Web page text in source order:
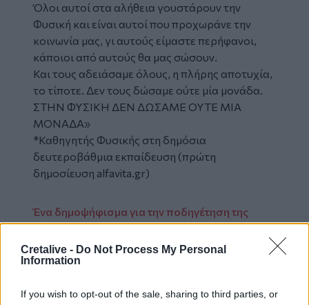
Cretalive - Do Not Process My Personal
Information
If you wish to opt-out of the sale, sharing to third parties, or
Όλοι αυτοί στα αλήθεια γουστάρουν την
Φυσική και είναι αυτοί που προχωράνε την
κοινωνία μας, γι αυτούς είμαστε περήφανοι,
κάποιοι από αυτούς θα μας σώσουν.
Και τους αδειάσαμε όλους, η πλήρης αποτυχία,
το τίποτε. Δεν τους δώσαμε ούτε μία μονάδα.
ΣΤΗΝ ΦΥΣΙΚΗ ΔΕΝ ΔΩΣΑΜΕ ΟΥΤΕ ΜΙΑ
ΜΟΝΑΔΑ»
*Καθηγητής Φυσικής στη δημόσια
δευτεροβάθμια εκπαίδευση (πρώτη
δημοσίευση alfavita.gr)
Ένα δημοψήφισμα για την ποδηγέτηση της
Δικαιοσύνης
ΟΦΗ: Μεθοδικά τακτοποιεί τις εκκρεμότητες
και κλείνει στόματα
Άσμα ηρωικόν περί των πανελλαδικών